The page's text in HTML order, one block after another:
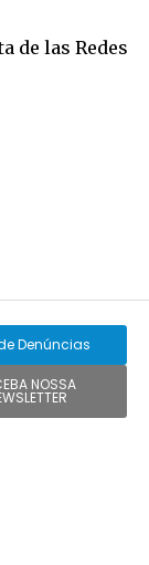
de las Redes
Denúncias
NOSSA